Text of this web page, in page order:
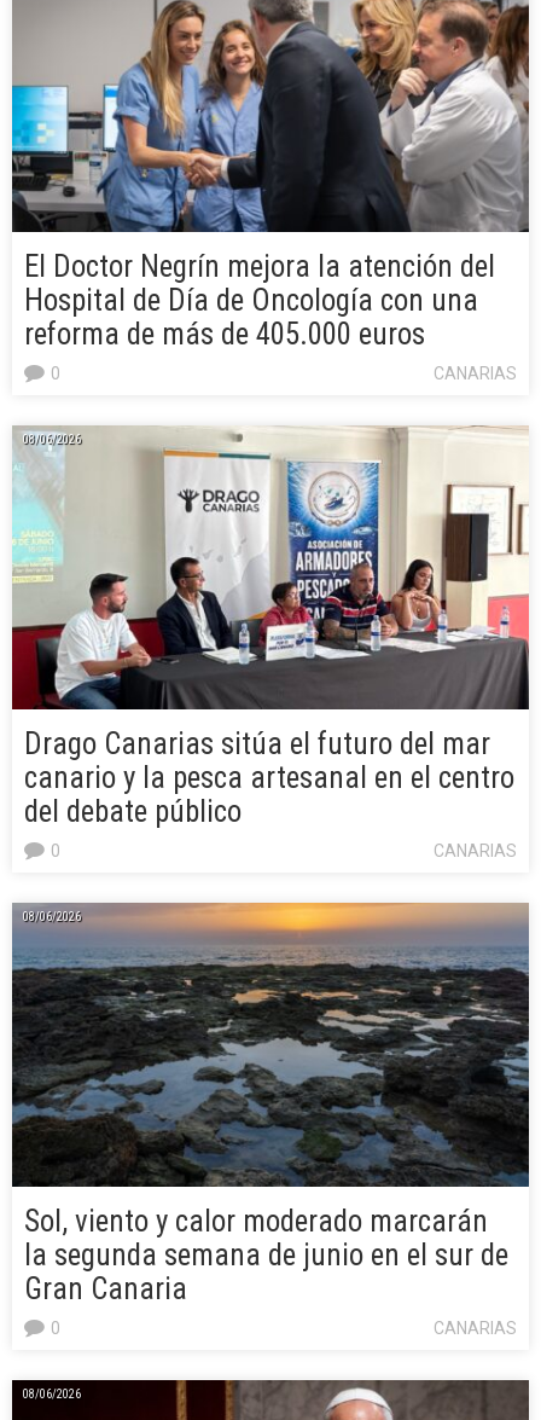
El Doctor Negrín mejora la atención del
Hospital de Día de Oncología con una
reforma de más de 405.000 euros
CANARIAS
0
08/06/2026
Drago Canarias sitúa el futuro del mar
canario y la pesca artesanal en el centro
del debate público
CANARIAS
0
08/06/2026
Sol, viento y calor moderado marcarán
la segunda semana de junio en el sur de
Gran Canaria
CANARIAS
0
08/06/2026